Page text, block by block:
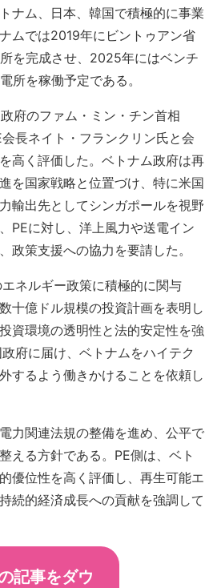
ナム、日本、韓国で積極的に事業
ムでは2019年にビントゥアン省
を完成させ、2025年にはベンチ
所を稼働予定である。
府のファム・ミン・チン首相
長ネイト・フランクリン氏と会
高く評価した。ベトナム政府は再
を国家戦略と位置づけ、特に米国
輸出先としてシンガポールを視野
PEに対し、洋上風力や送電イン
政策支援への協力を要請した。
ネルギー政策に積極的に関与
十億ドル規模の投資計画を表明し
資環境の透明性と法的安定性を強
府に届け、ベトナムをハイテク
するよう働きかけることを依頼し
力関連法規の整備を進め、公平で
える方針である。PE側は、ベト
優位性を高く評価し、再生可能エ
続的経済成長への貢献を強調して
記事をダウ